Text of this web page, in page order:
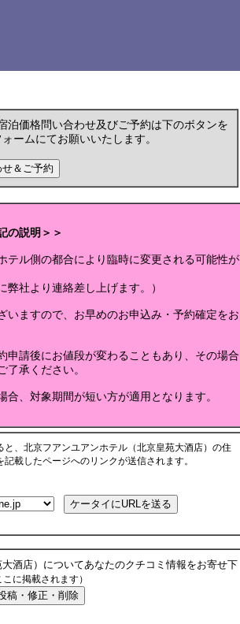
泊価格問い合わせ及びご予約は下のボタンを
ームにてお願いいたします。
の説明＞＞
テル側の都合により臨時に変更される可能性が
弊社より連絡差し上げます。）
いますので、お早めのお申込み・予約確定をお
申請後にお値段が変わることもあり、その場合
承ください。
、対象期間が短い方が適用となります。
、北京フアンユアンホテル（北京皇苑大酒店）の住
載したページへのリンクが送信されます。
酒店）についてあなたのクチコミ情報をお寄せ下
に掲載されます）